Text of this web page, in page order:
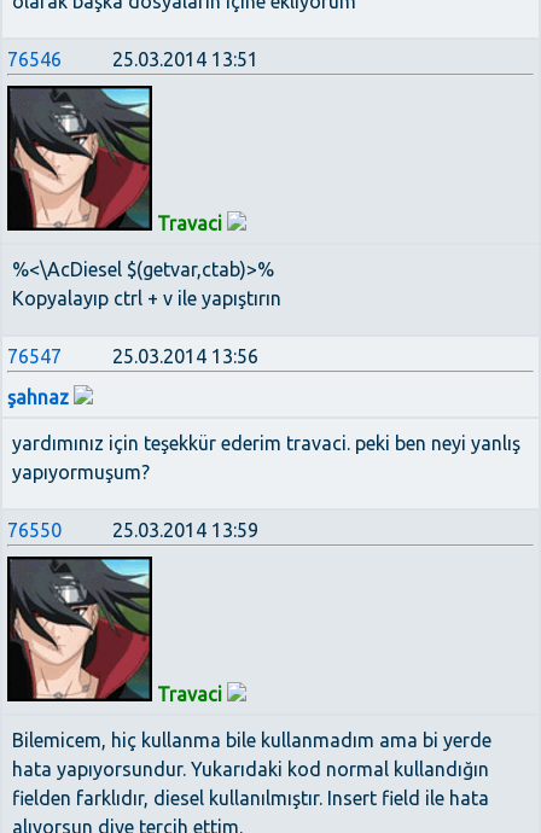
76546 25.03.2014 13:51
Travaci
%<\AcDiesel $(getvar,ctab)>%
Kopyalayıp ctrl + v ile yapıştırın
76547
25.03.2014 13:56
şahnaz
yardımınız için teşekkür ederim travaci. peki ben neyi yanlış
yapıyormuşum?
76550 25.03.2014 13:59
Travaci
Bilemicem, hiç kullanma bile kullanmadım ama bi yerde
hata yapıyorsundur. Yukarıdaki kod normal kullandığın
fielden farklıdır, diesel kullanılmıştır. Insert field ile hata
alıyorsun diye tercih ettim.